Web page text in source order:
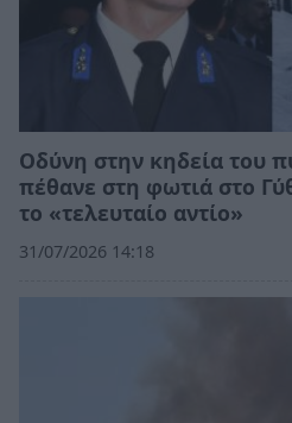
Οδύνη στην κηδεία του
πέθανε στη φωτιά στο
το «τελευταίο αντίο»
31/07/2026 14:18